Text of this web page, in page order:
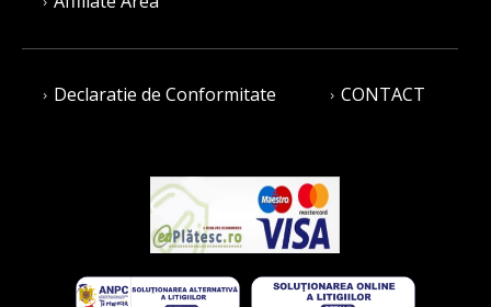
Declaratie de Conformitate CONTACT